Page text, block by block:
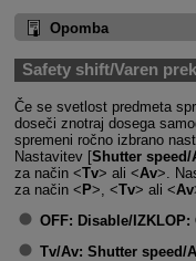
Opomba
Safety shift/Varen
Če se svetlost predmeta
doseči znotraj dosega
spremeni ročno izbrano
Nastavitev [Shutter
za način
Tv ali Av .
za način
P , Tv ali Av
OFF: Disable/
Tv/Av: Shutter speed/